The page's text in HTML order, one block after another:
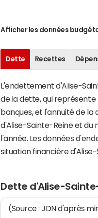
Afficher les données
Dette Recettes
L'endettement d'Alise-
de la dette, qui
banques, et l'annuité de
d'Alise-Sainte-Reine et
l'année. Les données
situation financière
Dette d'Alise-
(Source : JDN d'après